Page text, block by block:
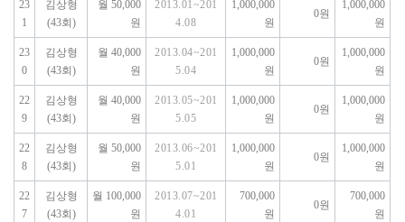
23
1
김상형
(43회)
월 50,000
원
2013.01~201
4.08
1,000,000
원
0원
1,000,000
원
23
0
김상형
(43회)
월 40,000
원
2013.04~201
5.04
1,000,000
원
0원
1,000,000
원
22
9
김상형
(43회)
월 40,000
원
2013.05~201
5.05
1,000,000
원
0원
1,000,000
원
22
8
김상형
(43회)
월 50,000
원
2013.06~201
5.01
1,000,000
원
0원
1,000,000
원
22
7
김상형
(43회)
월 100,000
원
2013.07~201
4.01
700,000
원
0원
700,000
원